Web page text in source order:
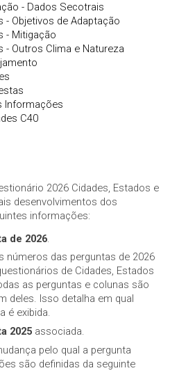
- Dados Secotrais
- Objetivos de Adaptação
- Mitigação
- Outros Clima e Natureza
Informações
C40
2026 Cidades, Estados e
desenvolvimentos dos
informações:
de 2026.
números das perguntas de 2026
de Cidades, Estados
as perguntas e colunas são
deles. Isso detalha em qual
é exibida.
2025 associada.
pelo qual a pergunta
são definidas da seguinte